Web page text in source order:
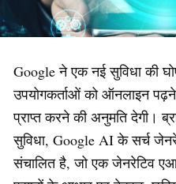
Google ने एक नई सुविधा की
उपयोगकर्ताओं को ऑनलाइन
प्राप्त करने की अनुमति देगी।
सुविधा, Google AI के सर्च
संचालित है, जो एक जेनरेटिव